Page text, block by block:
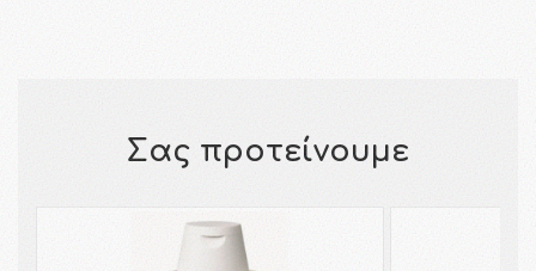
Σας προτείνουμε